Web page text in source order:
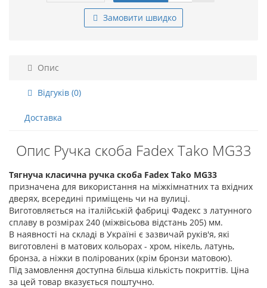
Замовити швидко
Опис
Відгуків (0)
Доставка
Опис Ручка скоба Fadex Tako MG33
Тягнуча класична ручка скоба Fadex Tako MG33
призначена для використання на міжкімнатних та вхідних
дверях, всередині приміщень чи на вулиці.
Виготовляється на італійській фабриці Фадекс з латунного
сплаву в розмірах 240 (міжвісьова відстань 205) мм.
В наявності на складі в Україні є зазвичай руків'я, які
виготовлені в матових кольорах - хром, нікель, латунь,
бронза, а ніжки в полірованих (крім бронзи матовою).
Під замовлення доступна більша кількість покриттів. Ціна
за цей товар вказується поштучно.